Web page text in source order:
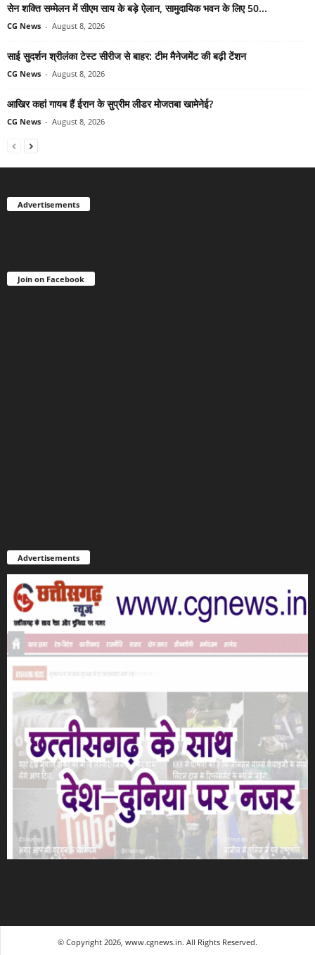
सेन शक्ति सम्मेलन में सीएम साय के बड़े ऐलान, सामुदायिक भवन के लिए 50...
CG News - August 8, 2026
साई सुदर्शन श्रीलंका टेस्ट सीरीज से बाहर: टीम मैनेजमेंट की बढ़ी टेंशन
CG News - August 8, 2026
आखिर कहां गायब हैं ईरान के सुप्रीम लीडर मोजतबा खामेनेई?
CG News - August 8, 2026
Advertisements
Join on Facebook
Advertisements
© Copyright 2026, www.cgnews.in. All Rights Reserved.